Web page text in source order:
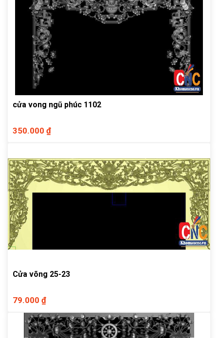
cửa vong ngũ phúc 1102
350.000 ₫
Cửa võng 25-23
79.000 ₫